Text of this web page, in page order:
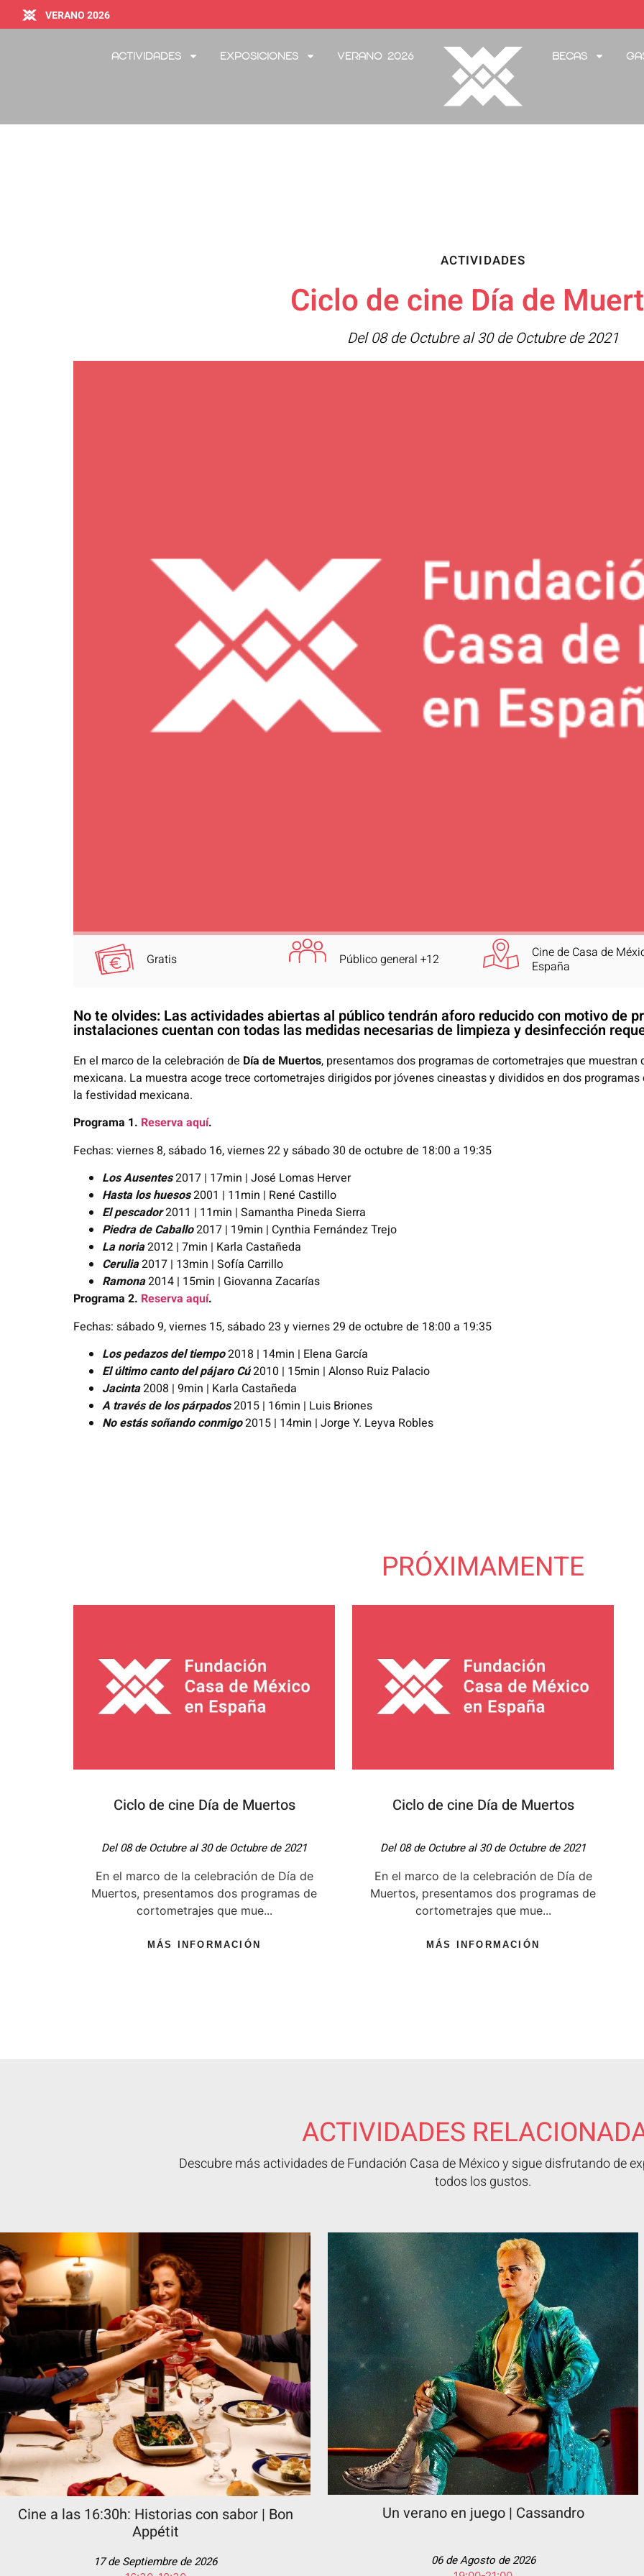
VERANO 2026
Actividades Exposiciones Verano 2026 Becas
ACTIVIDADES
Ciclo de cine Día de
Del 08 de Octubre al 30 de Octubre de 2021
Gratis Público general +12
Cine de Casa de
España
No te olvides: Las actividades abiertas al público tendrán aforo reducido con motivo de
instalaciones cuentan con todas las medidas necesarias de limpieza y desinfección
En el marco de la celebración de Día de Muertos, presentamos dos programas de cortometrajes que
mexicana. La muestra acoge trece cortometrajes dirigidos por jóvenes cineastas y divididos en dos
la festividad mexicana.
Programa 1. Reserva aquí.
Fechas: viernes 8, sábado 16, viernes 22 y sábado 30 de octubre de 18:00 a 19:35
Los Ausentes2017 | 17min | José Lomas Herver
Hasta loshuesos2001 | 11min | René Castillo
El pescador2011 | 11min | Samantha Pineda Sierra
Piedra de Caballo2017 | 19min | Cynthia Fernández Trejo
La noria2012 | 7min | Karla Castañeda
Cerulia2017 | 13min | Sofía Carrillo
Ramona2014 | 15min | Giovanna Zacarías
Programa 2. Reserva aquí.
Fechas: sábado 9, viernes 15, sábado 23 y viernes 29 de octubre de 18:00 a 19:35
Los pedazos del tiempo2018 | 14min | Elena García
El último canto del pájaro Cú2010 | 15min | Alonso Ruiz Palacio
Jacinta2008 | 9min | Karla Castañeda
A través de los párpados2015 | 16min | Luis Briones
No estás soñando conmigo2015 | 14min | Jorge Y. Leyva Robles
PRÓXIMAMENTE
Ciclo de cine Día de Muertos
Del 08 de Octubre al 30 de Octubre de 2021
En el marco de la celebración de Día de
Muertos, presentamos dos programas de
cortometrajes que mue...
MÁS INFORMACIÓN
Ciclo de cine Día de Muertos
Del 08 de Octubre al 30 de Octubre de 2021
En el marco de la celebración de Día de
Muertos, presentamos dos programas de
cortometrajes que mue...
MÁS INFORMACIÓN
ACTIVIDADES
Descubre más actividades de Fundación Casa de México y sigue disfrutando de
todos los gustos.
Cine a las 16:30h: Historias con sabor | Bon
Appétit
17 de Septiembre de 2026
Un verano en juego | Cassandro
06 de Agosto de 2026